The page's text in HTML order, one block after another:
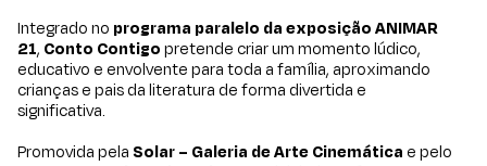
Integrado no programa paralelo daexposição ANIMAR
21, Conto Contigopretende criar um momento lúdico,
educativo e envolvente para toda a família, aproximando
crianças e pais da literatura de forma divertida e
significativa.
Promovida pelaSolar – Galeria de Arte Cinemática e pelo